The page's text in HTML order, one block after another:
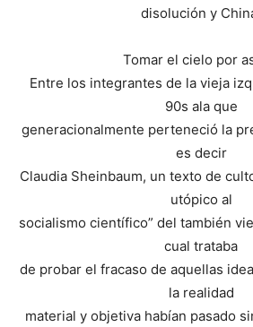
disolución y
Tomar el cielo por
Entre los integrantes de la vieja
90s ala que
generacionalmente perteneció la
es decir
Claudia Sheinbaum, un texto de
utópico al
socialismo científico” del también
cual trataba
de probar el fracaso de aquellas
la realidad
material y objetiva habían pasado